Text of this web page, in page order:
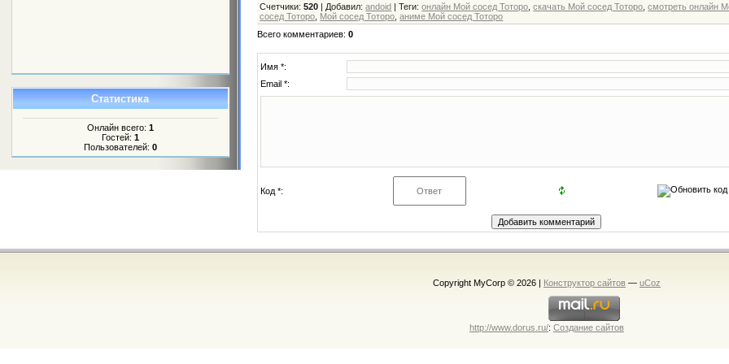
Статистика
Онлайн всего: 1
Гостей: 1
Пользователей: 0
Счетчики: 520 | Добавил: andoid |Теги: онлайн Мой сосед Тоторо ,скачать Мой сосед Тоторо ,смотреть онлайн
сосед Тоторо Мой сосед Тоторо ,аниме Мой сосед Тоторо
Всего комментариев:0
Имя *:
Email *:
Код *:
Copyright MyCorp © 2026 | Конструктор сайтов — uCoz
http://www.dorus.ru/: Создание сайтов